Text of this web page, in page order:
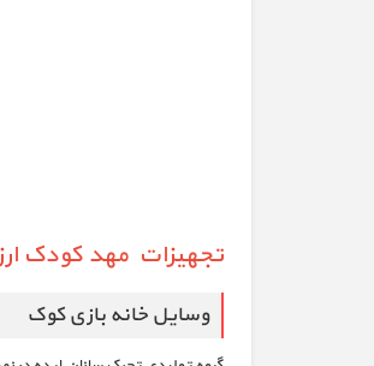
تجهیزات مهد کودک
وسایل خانه بازی کوک